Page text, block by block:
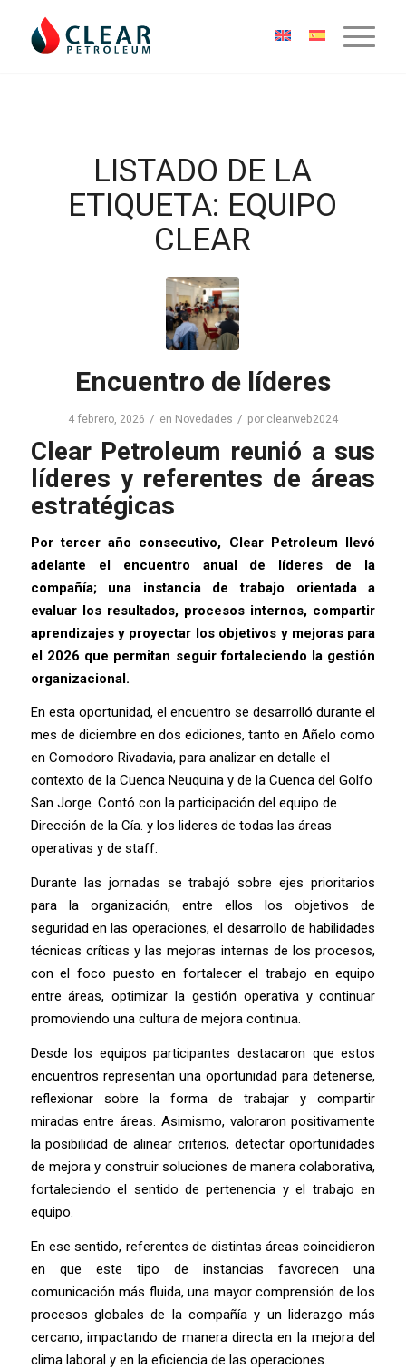
LISTADO DE LA
ETIQUETA: EQUIPO
CLEAR
Encuentro de líderes
4 febrero, 2026 / en Novedades / por clearweb2024
Clear Petroleum reunió a sus
líderes y referentes de áreas
estratégicas
Por tercer año consecutivo, Clear Petroleum llevó
adelante el encuentro anual de líderes de la
compañía; una instancia de trabajo orientada a
evaluar los resultados, procesos internos, compartir
aprendizajes y proyectar los objetivos y mejoras para
el 2026 que permitan seguir fortaleciendo la gestión
organizacional.
En esta oportunidad, el encuentro se desarrolló durante el
mes de diciembre en dos ediciones, tanto en Añelo como
en Comodoro Rivadavia, para analizar en detalle el
contexto de la Cuenca Neuquina y de la Cuenca del Golfo
San Jorge. Contó con la participación del equipo de
Dirección de la Cía. y los lideres de todas las áreas
operativas y de staff.
Durante las jornadas se trabajó sobre ejes prioritarios
para la organización, entre ellos los objetivos de
seguridad en las operaciones, el desarrollo de habilidades
técnicas críticas y las mejoras internas de los procesos,
con el foco puesto en fortalecer el trabajo en equipo
entre áreas, optimizar la gestión operativa y continuar
promoviendo una cultura de mejora continua.
Desde los equipos participantes destacaron que estos
encuentros representan una oportunidad para detenerse,
reflexionar sobre la forma de trabajar y compartir
miradas entre áreas. Asimismo, valoraron positivamente
la posibilidad de alinear criterios, detectar oportunidades
de mejora y construir soluciones de manera colaborativa,
fortaleciendo el sentido de pertenencia y el trabajo en
equipo.
En ese sentido, referentes de distintas áreas coincidieron
en que este tipo de instancias favorecen una
comunicación más fluida, una mayor comprensión de los
procesos globales de la compañía y un liderazgo más
cercano, impactando de manera directa en la mejora del
clima laboral y en la eficiencia de las operaciones.